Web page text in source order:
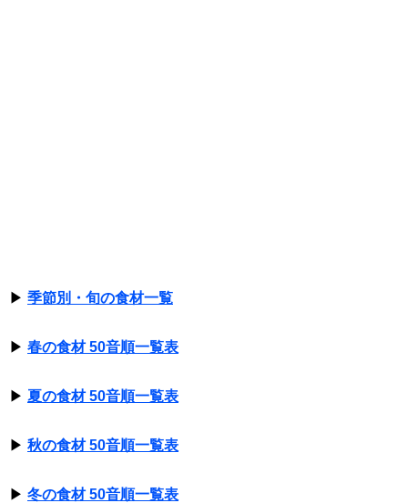
▶ 季節別・旬の食材一覧
▶ 春の食材 50音順一覧表
▶ 夏の食材 50音順一覧表
▶ 秋の食材 50音順一覧表
▶ 冬の食材 50音順一覧表